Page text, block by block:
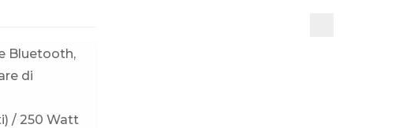
Bluetooth,
di
/ 250 Watt